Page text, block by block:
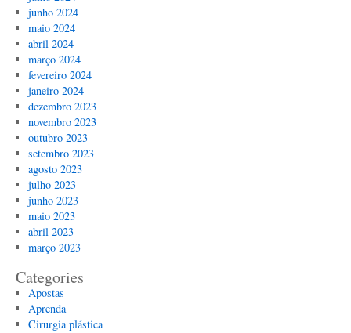
junho 2024
maio 2024
abril 2024
março 2024
fevereiro 2024
janeiro 2024
dezembro 2023
novembro 2023
outubro 2023
setembro 2023
agosto 2023
julho 2023
junho 2023
maio 2023
abril 2023
março 2023
Categories
Apostas
Aprenda
Cirurgia plástica